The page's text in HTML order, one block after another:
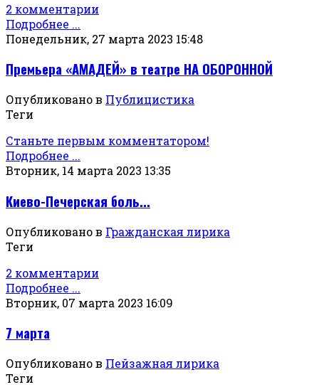
2 комментарии
Подробнее ...
Понедельник, 27 марта 2023 15:48
Премьера «АМАДЕЙ» в театре НА ОБОРОННОЙ
Опубликовано в Публицистика
Теги
Станьте первым комментатором!
Подробнее ...
Вторник, 14 марта 2023 13:35
Киево-Печерская боль...
Опубликовано в Гражданская лирика
Теги
2 комментарии
Подробнее ...
Вторник, 07 марта 2023 16:09
7 марта
Опубликовано в Пейзажная лирика
Теги